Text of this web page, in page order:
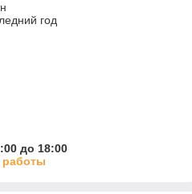
год
до 18:00
работы